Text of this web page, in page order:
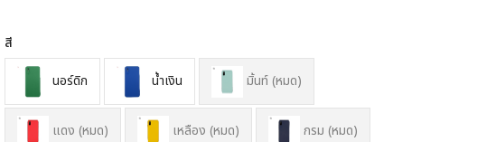
สี
นอร์ดิก น้ำเงิน มิ้นท์ (หมด)
แดง (หมด) เหลือง (หมด) กรม (หมด)